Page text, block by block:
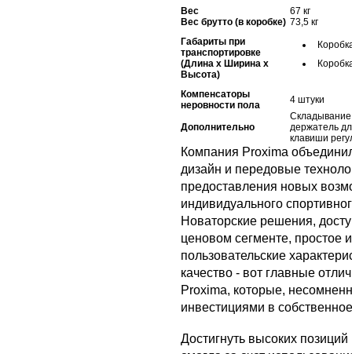
Вес
67 кг
Вес брутто (в коробке) 73,5 кг
Габариты при
транспортировке
(Длина x Ширина x
Высота)
Компенсаторы
неровности пола
4 штуки
Дополнительно
держатель
клавиши
Компания Proxima
дизайн и передовые
предоставления новых
индивидуального
Новаторские решения,
ценовом сегменте, простое
пользовательские
качество - вот главные
Proxima, которые,
инвестициями в
Достигнуть высоких